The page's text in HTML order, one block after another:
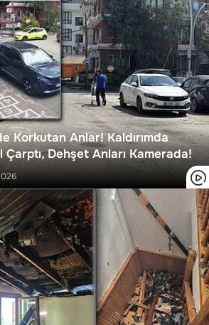
Korkutan Anlar! Kaldırımda
Dehşet Anları Kamerada!